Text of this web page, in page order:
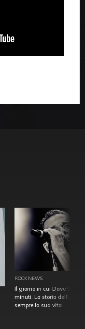
ROCK NEWS
Il giorno in cui Dave
minuti. La storia
sempre la sua vita